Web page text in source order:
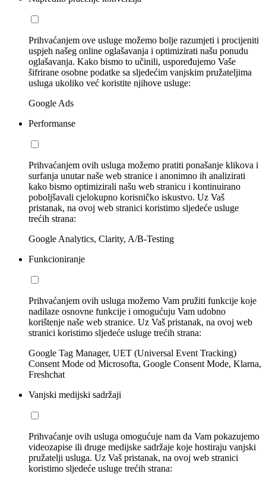
Prihvaćanjem ove usluge možemo bolje razumjeti i procijeniti
uspjeh našeg online oglašavanja i optimizirati našu ponudu
oglašavanja. Kako bismo to učinili, uspoređujemo Vaše
šifrirane osobne podatke sa sljedećim vanjskim pružateljima
usluga ukoliko već koristite njihove usluge:
Google Ads
Performanse
Prihvaćanjem ovih usluga možemo pratiti ponašanje klikova i
surfanja unutar naše web stranice i anonimno ih analizirati
kako bismo optimizirali našu web stranicu i kontinuirano
poboljšavali cjelokupno korisničko iskustvo. Uz Vaš
pristanak, na ovoj web stranici koristimo sljedeće usluge
trećih strana:
Google Analytics, Clarity, A/B-Testing
Funkcioniranje
Prihvaćanjem ovih usluga možemo Vam pružiti funkcije koje
nadilaze osnovne funkcije i omogućuju Vam udobno
korištenje naše web stranice. Uz Vaš pristanak, na ovoj web
stranici koristimo sljedeće usluge trećih strana:
Google Tag Manager, UET (Universal Event Tracking)
Consent Mode od Microsofta, Google Consent Mode, Klarna,
Freshchat
Vanjski medijski sadržaji
Prihvaćanje ovih usluga omogućuje nam da Vam pokazujemo
videozapise ili druge medijske sadržaje koje hostiraju vanjski
pružatelji usluga. Uz Vaš pristanak, na ovoj web stranici
koristimo sljedeće usluge trećih strana: